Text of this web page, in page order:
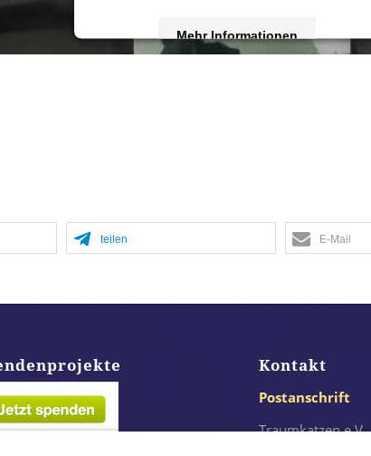
Mehr Informationen
teilen E-Mail
Kontakt
Postanschrift
Traumkatzen e.V.